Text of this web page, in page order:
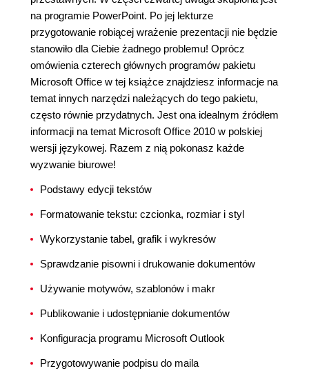
na programie PowerPoint. Po jej lekturze
przygotowanie robiącej wrażenie prezentacji nie będzie
stanowiło dla Ciebie żadnego problemu! Oprócz
omówienia czterech głównych programów pakietu
Microsoft Office w tej książce znajdziesz informacje na
temat innych narzędzi należących do tego pakietu,
często równie przydatnych. Jest ona idealnym źródłem
informacji na temat Microsoft Office 2010 w polskiej
wersji językowej. Razem z nią pokonasz każde
wyzwanie biurowe!
Podstawy edycji tekstów
Formatowanie tekstu: czcionka, rozmiar i styl
Wykorzystanie tabel, grafik i wykresów
Sprawdzanie pisowni i drukowanie dokumentów
Używanie motywów, szablonów i makr
Publikowanie i udostępnianie dokumentów
Konfiguracja programu Microsoft Outlook
Przygotowywanie podpisu do maila